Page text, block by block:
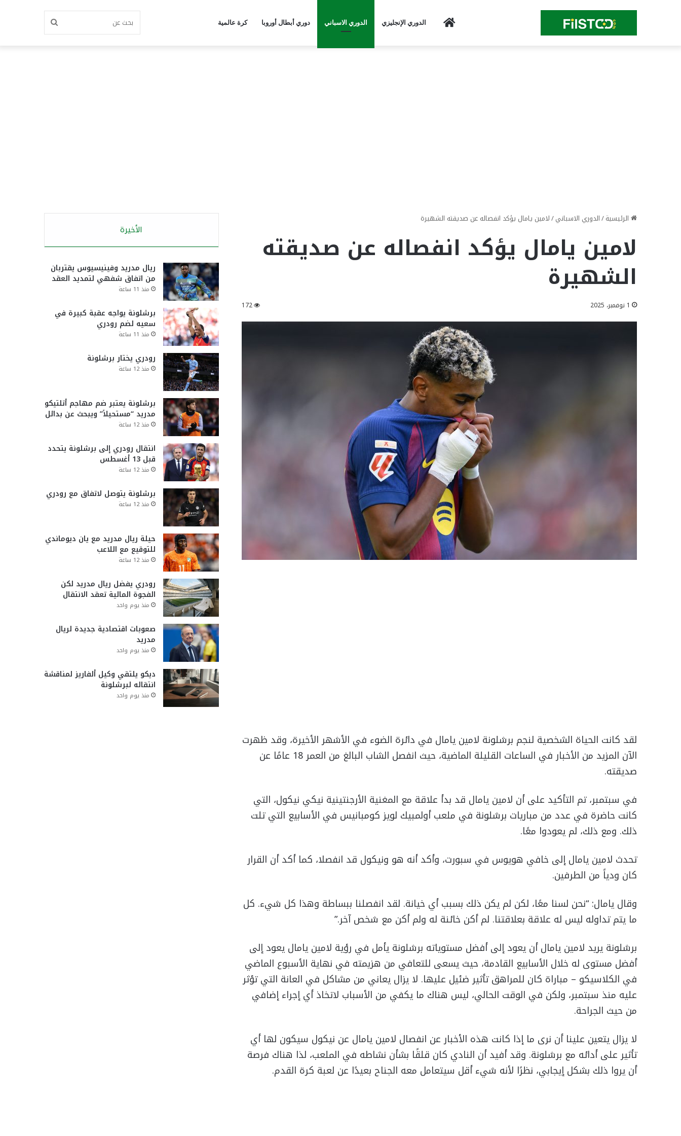
Home الدوري الإنجليزي الدوري الاسباني دوري أبطال أوروبا كرة عالمية بحث
الرئيسية/الدوري الاسباني/لامين يامال يؤكد انفصاله عن صديقته الشهيرة
لامين يامال يؤكد انفصاله عن صديقته
الشهيرة
1 نوفمبر، 2025 172
لقد كانت الحياة الشخصية لنجم برشلونة لامين يامال في دائرة الضوء في الأشهر الأخيرة، وقد ظهرت
الآن المزيد من الأخبار في الساعات القليلة الماضية، حيث انفصل الشاب البالغ من العمر 18 عامًا عن
صديقته.
في سبتمبر، تم التأكيد على أن لامين يامال قد بدأ علاقة مع المغنية الأرجنتينية نيكي نيكول، التي
كانت حاضرة في عدد من مباريات برشلونة في ملعب أولمبيك لويز كومبانيس في الأسابيع التي تلت
ذلك. ومع ذلك، لم يعودوا معًا.
تحدث لامين يامال إلى خافي هويوس في سبورت، وأكد أنه هو ونيكول قد انفصلا، كما أكد أن القرار
كان ودياً من الطرفين.
وقال يامال: “نحن لسنا معًا، لكن لم يكن ذلك بسبب أي خيانة. لقد انفصلنا ببساطة وهذا كل شيء. كل
ما يتم تداوله ليس له علاقة بعلاقتنا. لم أكن خائنة له ولم أكن مع شخص آخر.”
برشلونة يريد لامين يامال أن يعود إلى أفضل مستوياته برشلونة يأمل في رؤية لامين يامال يعود إلى
أفضل مستوى له خلال الأسابيع القادمة، حيث يسعى للتعافي من هزيمته في نهاية الأسبوع الماضي
في الكلاسيكو – مباراة كان للمراهق تأثير ضئيل عليها. لا يزال يعاني من مشاكل في العانة التي تؤثر
عليه منذ سبتمبر، ولكن في الوقت الحالي، ليس هناك ما يكفي من الأسباب لاتخاذ أي إجراء إضافي
من حيث الجراحة.
لا يزال يتعين علينا أن نرى ما إذا كانت هذه الأخبار عن انفصال لامين يامال عن نيكول سيكون لها أي
تأثير على أدائه مع برشلونة. وقد أفيد أن النادي كان قلقًا بشأن نشاطه في الملعب، لذا هناك فرصة
أن يروا ذلك بشكل إيجابي، نظرًا لأنه شيء أقل سيتعامل معه الجناح بعيدًا عن لعبة كرة القدم.
الأخيرة
ريال مدريد وفينيسيوس يقتربان
من اتفاق شفهي لتمديد العقد
منذ 11 ساعة
برشلونة يواجه عقبة كبيرة في
سعيه لضم رودري
منذ 11 ساعة
رودري يختار برشلونة
منذ 12 ساعة
برشلونة يعتبر ضم مهاجم أتلتيكو
مدريد “مستحيلاً” ويبحث عن بدائل
منذ 12 ساعة
انتقال رودري إلى برشلونة يتحدد
قبل 13 أغسطس
منذ 12 ساعة
برشلونة يتوصل لاتفاق مع رودري
منذ 12 ساعة
حيلة ريال مدريد مع يان ديوماندي
للتوقيع مع اللاعب
منذ 12 ساعة
رودري يفضل ريال مدريد لكن
الفجوة المالية تعقد الانتقال
منذ يوم واحد
صعوبات اقتصادية جديدة لريال
مدريد
منذ يوم واحد
ديكو يلتقي وكيل ألفاريز لمناقشة
انتقاله لبرشلونة
منذ يوم واحد